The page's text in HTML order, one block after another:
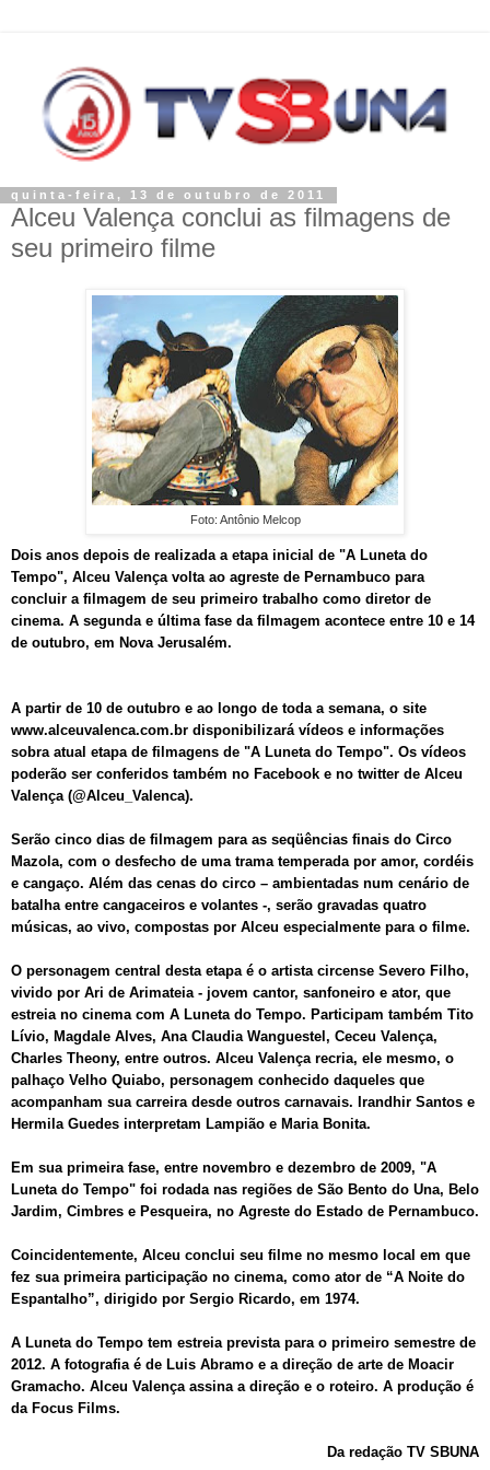
quinta-feira, 13 de outubro de 2011
Alceu Valença conclui as filmagens de
seu primeiro filme
Foto: Antônio Melcop
Dois anos depois de realizada a etapa inicial de "A Luneta do
Tempo", Alceu Valença volta ao agreste de Pernambuco para
concluir a filmagem de seu primeiro trabalho como diretor de
cinema. A segunda e última fase da filmagem acontece entre 10 e 14
de outubro, em Nova Jerusalém.
A partir de 10 de outubro e ao longo de toda a semana, o site
www.alceuvalenca.com.br disponibilizará vídeos e informações
sobra atual etapa de filmagens de "A Luneta do Tempo". Os vídeos
poderão ser conferidos também no Facebook e no twitter de Alceu
Valença (@Alceu_Valenca).
Serão cinco dias de filmagem para as seqüências finais do Circo
Mazola, com o desfecho de uma trama temperada por amor, cordéis
e cangaço. Além das cenas do circo – ambientadas num cenário de
batalha entre cangaceiros e volantes -, serão gravadas quatro
músicas, ao vivo, compostas por Alceu especialmente para o filme.
O personagem central desta etapa é o artista circense Severo Filho,
vivido por Ari de Arimateia - jovem cantor, sanfoneiro e ator, que
estreia no cinema com A Luneta do Tempo. Participam também Tito
Lívio, Magdale Alves, Ana Claudia Wanguestel, Ceceu Valença,
Charles Theony, entre outros. Alceu Valença recria, ele mesmo, o
palhaço Velho Quiabo, personagem conhecido daqueles que
acompanham sua carreira desde outros carnavais. Irandhir Santos e
Hermila Guedes interpretam Lampião e Maria Bonita.
Em sua primeira fase, entre novembro e dezembro de 2009, "A
Luneta do Tempo" foi rodada nas regiões de São Bento do Una, Belo
Jardim, Cimbres e Pesqueira, no Agreste do Estado de Pernambuco.
Coincidentemente, Alceu conclui seu filme no mesmo local em que
fez sua primeira participação no cinema, como ator de “A Noite do
Espantalho”, dirigido por Sergio Ricardo, em 1974.
A Luneta do Tempo tem estreia prevista para o primeiro semestre de
2012. A fotografia é de Luis Abramo e a direção de arte de Moacir
Gramacho. Alceu Valença assina a direção e o roteiro. A produção é
da Focus Films.
Da redação TV SBUNA